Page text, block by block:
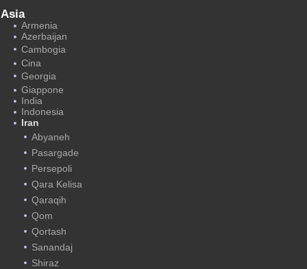
Asia
Armenia
Azerbaijan
Cambogia
Cina
Georgia
Giappone
India
Indonesia
Iran
Abyaneh
Pasargade
Persepoli
Qara Kelisa
Qaraqih
Qom
Qortash
Sanandaj
Shiraz